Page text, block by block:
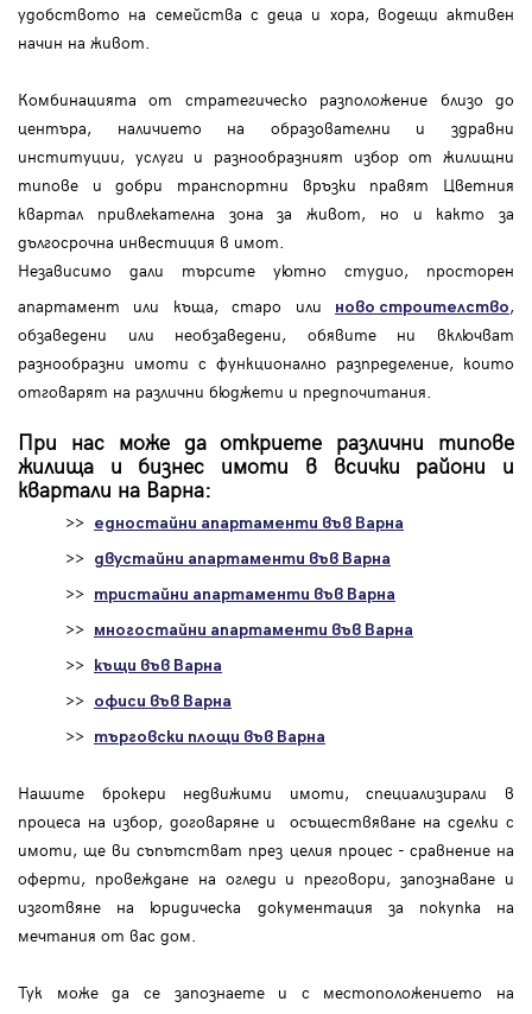
удобството на семейства с деца и хора, водещи активен
начин на живот.
Комбинацията от стратегическо разположение близо до
центъра, наличието на образователни и здравни
институции, услуги и разнообразният избор от жилищни
типове и добри транспортни връзки правят Цветния
квартал привлекателна зона за живот, но и както за
дългосрочна инвестиция в имот.
Независимо дали търсите уютно студио, просторен
апартамент или къща, старо или
ново строителство,
обзаведени или необзаведени, обявите ни включват
разнообразни имоти с функционално разпределение, които
отговарят на различни бюджети и предпочитания.
При нас може да откриете различни типове
жилища и бизнес имоти в всички райони и
квартали на Варна:
>> едностайни апартаменти във Варна
>> двустайни апартаменти във Варна
>> тристайни апартаменти във Варна
>> многостайни апартаменти във Варна
>> къщи във Варна
>> офиси във Варна
>> търговски площи във Варна
Нашите брокери недвижими имоти, специализирали в
процеса на избор, договаряне и осъществяване на сделки с
имоти, ще ви съпътстват през целия процес - сравнение на
оферти, провеждане на огледи и преговори, запознаване и
изготвяне на юридическа документация за покупка на
мечтания от вас дом.
Тук може да се запознаете и с местоположението на